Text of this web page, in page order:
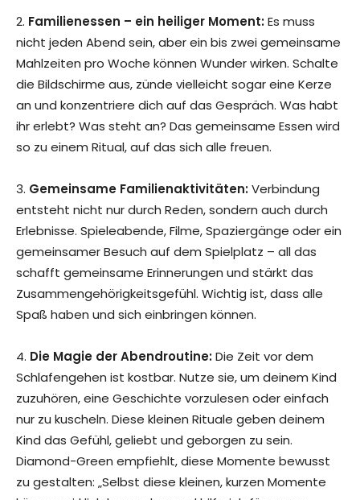
2. Familienessen – ein heiliger Moment:Es muss
nicht jeden Abend sein, aber ein bis zwei gemeinsame
Mahlzeiten pro Woche können Wunder wirken. Schalte
die Bildschirme aus, zünde vielleicht sogar eine Kerze
an und konzentriere dich auf das Gespräch. Was habt
ihr erlebt? Was steht an? Das gemeinsame Essen wird
so zu einem Ritual, auf das sich alle freuen.
3. Gemeinsame Familienaktivitäten:Verbindung
entsteht nicht nur durch Reden, sondern auch durch
Erlebnisse. Spieleabende, Filme, Spaziergänge oder ein
gemeinsamer Besuch auf dem Spielplatz – all das
schafft gemeinsame Erinnerungen und stärkt das
Zusammengehörigkeitsgefühl. Wichtig ist, dass alle
Spaß haben und sich einbringen können.
4. Die Magie der Abendroutine:Die Zeit vor dem
Schlafengehen ist kostbar. Nutze sie, um deinem Kind
zuzuhören, eine Geschichte vorzulesen oder einfach
nur zu kuscheln. Diese kleinen Rituale geben deinem
Kind das Gefühl, geliebt und geborgen zu sein.
Diamond-Green empfiehlt, diese Momente bewusst
zu gestalten: „Selbst diese kleinen, kurzen Momente